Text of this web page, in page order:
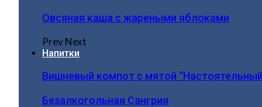
Овсяная каша с жареными яблоками
PrevNext
Напитки
Вишневый компот с мятой
Безалкогольная Сангрия